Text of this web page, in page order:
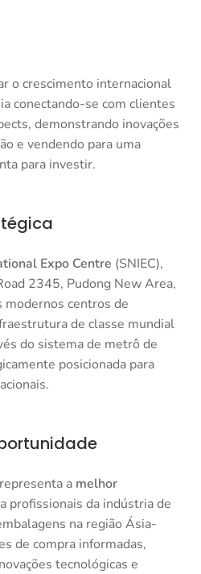
o crescimento internacional
conectando-se com clientes
demonstrando inovações
e vendendo para uma
para investir.​
Expo Centre (SNIEC),
2345, Pudong New Area,
modernos centros de
de classe mundial
do sistema de metrô de
posicionada para
a melhor
profissionais da indústria de
na região Ásia-
de compra informadas,
tecnológicas e